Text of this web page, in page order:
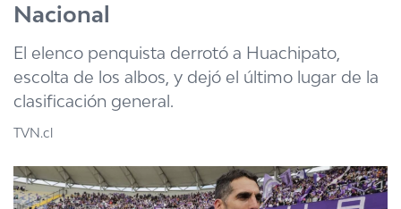
TVN VERTICAL
TVN PLAY
PROGRAMAS
NTV
Nacional
El elenco penquista derrotó a Huachipato,
escolta de los albos, y dejó el último lugar de la
clasificación general.
TVN.cl